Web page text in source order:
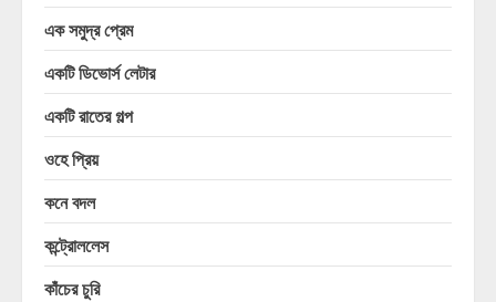
এক সমুদ্র প্রেম
একটি ডিভোর্স লেটার
একটি রাতের গল্প
ওহে প্রিয়
কনে বদল
কন্ট্রোললেস
কাঁচের চুরি